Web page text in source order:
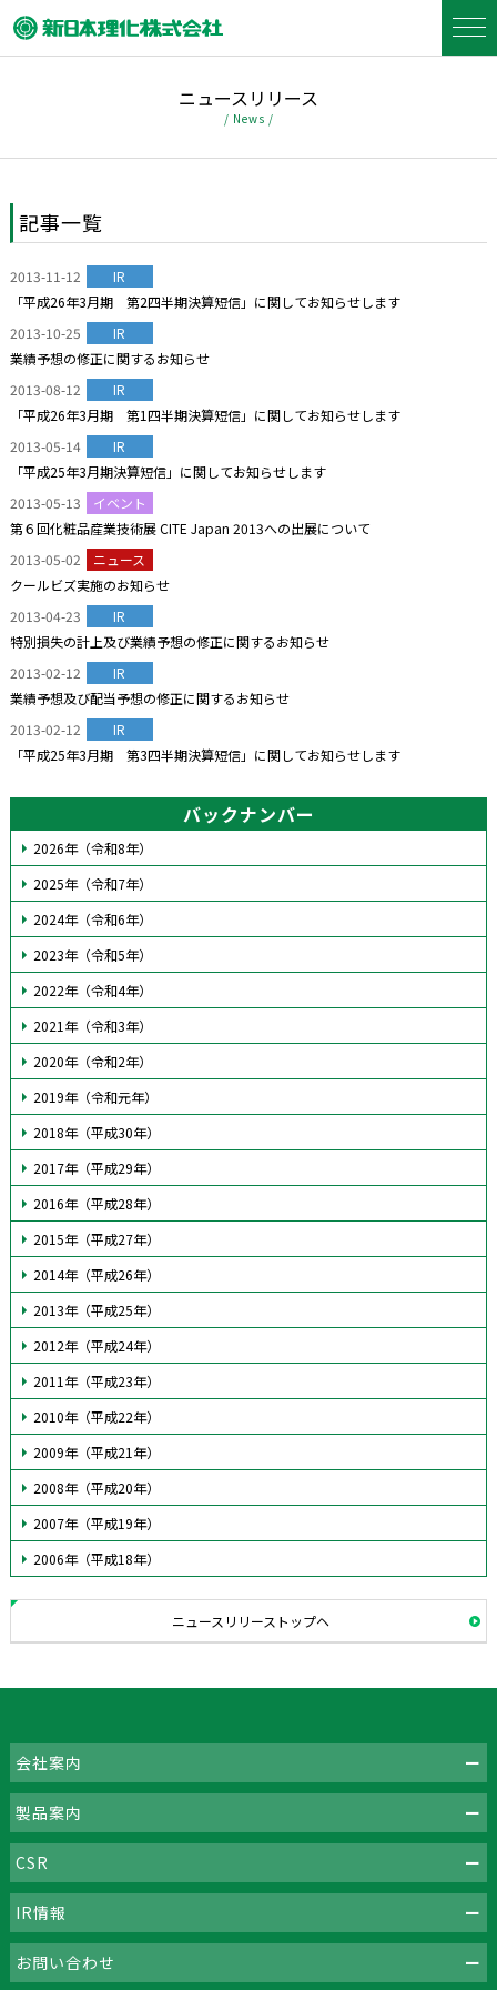
ニュースリリース
/ News /
記事一覧
2013-11-12
IR
「平成26年3月期 第2四半期決算短信」に関してお知らせします
2013-10-25
IR
業績予想の修正に関するお知らせ
2013-08-12
IR
「平成26年3月期 第1四半期決算短信」に関してお知らせします
2013-05-14
IR
「平成25年3月期決算短信」に関してお知らせします
2013-05-13
イベント
第６回化粧品産業技術展 CITE Japan 2013への出展について
2013-05-02
ニュース
クールビズ実施のお知らせ
2013-04-23
IR
特別損失の計上及び業績予想の修正に関するお知らせ
2013-02-12
IR
業績予想及び配当予想の修正に関するお知らせ
2013-02-12
IR
「平成25年3月期 第3四半期決算短信」に関してお知らせします
バックナンバー
2026年（令和8年）
2025年（令和7年）
2024年（令和6年）
2023年（令和5年）
2022年（令和4年）
2021年（令和3年）
2020年（令和2年）
2019年（令和元年）
2018年（平成30年）
2017年（平成29年）
2016年（平成28年）
2015年（平成27年）
2014年（平成26年）
2013年（平成25年）
2012年（平成24年）
2011年（平成23年）
2010年（平成22年）
2009年（平成21年）
2008年（平成20年）
2007年（平成19年）
2006年（平成18年）
ニュースリリーストップヘ
会社案内
製品案内
CSR
IR情報
お問い合わせ